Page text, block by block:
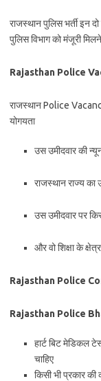
राजस्थान पुलिस भर्ती इन
पुलिस विभाग को मंजूरी
Rajasthan Police
राजस्थान Police
योगयता
उस उमीदवार की
राजस्थान राज्य का
उस उमीदवार पर
और वो शिक्षा के
Rajasthan Police
Rajasthan Police
हार्ट बिट मेडिकल
चाहिए
किसी भी प्रकार की